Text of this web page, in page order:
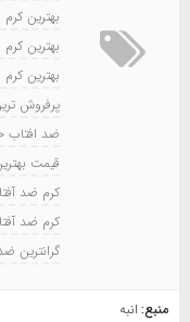
بهترین
بهترین
بهترین
پرفروش
ضد افتاب
قیمت
کرم ضد
کرم ضد
گرانترین
منبع: انبه